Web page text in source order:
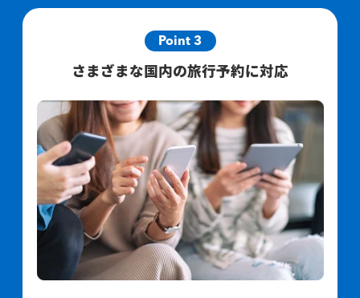
Point 3
さまざまな国内の旅行予約に対応